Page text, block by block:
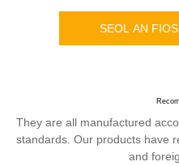
SEOL AN
They are all manufactured
standards. Our products have
and